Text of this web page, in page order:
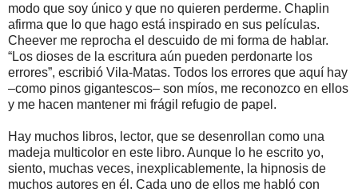
modo que soy único y que no quieren perderme. Chaplin
afirma que lo que hago está inspirado en sus películas.
Cheever me reprocha el descuido de mi forma de hablar.
“Los dioses de la escritura aún pueden perdonarte los
errores”, escribió Vila-Matas. Todos los errores que aquí hay
–como pinos gigantescos– son míos, me reconozco en ellos
y me hacen mantener mi frágil refugio de papel.
Hay muchos libros, lector, que se desenrollan como una
madeja multicolor en este libro. Aunque lo he escrito yo,
siento, muchas veces, inexplicablemente, la hipnosis de
muchos autores en él. Cada uno de ellos me habló con